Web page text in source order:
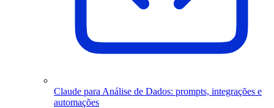
Claude para Análise de Dados: prompts, integrações e
automações